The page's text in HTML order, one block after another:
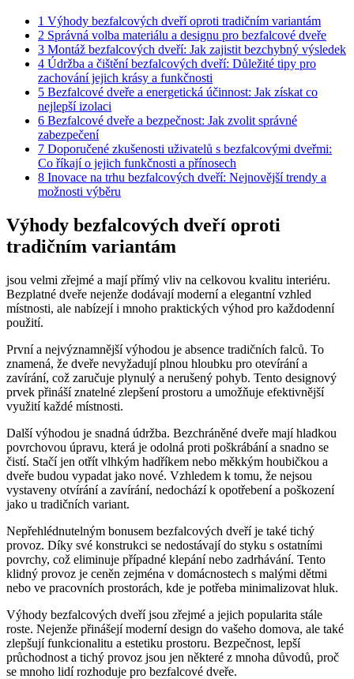
1 Výhody bezfalcových dveří oproti tradičním variantám
2 Správná volba materiálu a designu pro bezfalcové dveře
3 Montáž bezfalcových dveří: Jak zajistit bezchybný výsledek
4 Údržba a čištění bezfalcových dveří: Důležité tipy pro
zachování jejich krásy a funkčnosti
5 Bezfalcové dveře a energetická účinnost: Jak získat co
nejlepší izolaci
6 Bezfalcové dveře a bezpečnost: Jak zvolit správné
zabezpečení
7 Doporučené zkušenosti uživatelů s bezfalcovými dveřmi:
Co říkají o jejich funkčnosti a přínosech
8 Inovace na trhu bezfalcových dveří: Nejnovější trendy a
možnosti výběru
Výhody bezfalcových dveří oproti
tradičním variantám
jsou velmi zřejmé a mají přímý vliv na celkovou kvalitu interiéru.
Bezplatné dveře nejenže dodávají moderní a elegantní vzhled
místnosti, ale nabízejí i mnoho praktických výhod pro každodenní
použití.
První a nejvýznamnější výhodou je absence tradičních falců. To
znamená, že dveře nevyžadují plnou hloubku pro otevírání a
zavírání, což zaručuje plynulý a nerušený pohyb. Tento designový
prvek přináší znatelné zlepšení prostoru a umožňuje efektivnější
využití každé místnosti.
Další výhodou je snadná údržba. Bezchráněné dveře mají hladkou
povrchovou úpravu, která je odolná proti poškrábání a snadno se
čistí. Stačí jen otřít vlhkým hadříkem nebo měkkým houbičkou a
dveře budou vypadat jako nové. Vzhledem k tomu, že nejsou
vystaveny otvírání a zavírání, nedochází k opotřebení a poškození
jako u tradičních variant.
Nepřehlédnutelným bonusem bezfalcových dveří je také tichý
provoz. Díky své konstrukci se nedostávají do styku s ostatními
povrchy, což eliminuje případné klepání nebo zadrhávání. Tento
klidný provoz je ceněn zejména v domácnostech s malými dětmi
nebo ve pracovních prostorách, kde je potřeba minimalizovat hluk.
Výhody bezfalcových dveří jsou zřejmé a jejich popularita stále
roste. Nejenže přinášejí moderní design do vašeho domova, ale také
zlepšují funkcionalitu a estetiku prostoru. Bezpečnost, lepší
průchodnost a tichý provoz jsou jen některé z mnoha důvodů, proč
se mnoho lidí rozhoduje pro bezfalcové dveře.